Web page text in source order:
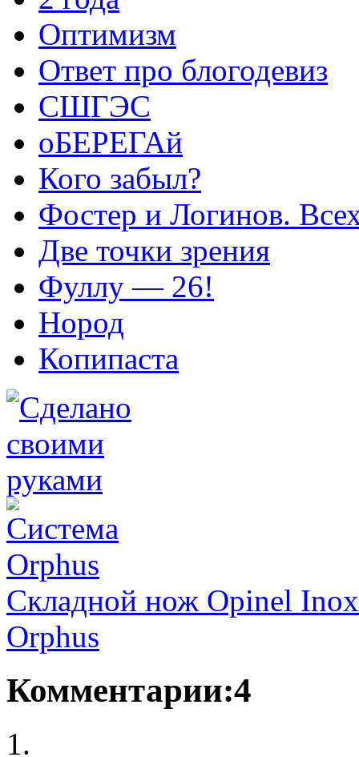
Оптимизм
Ответ про блогодевиз
СШГЭС
оБЕРЕГАй
Кого забыл?
Фостер и Логинов.
Две точки зрения
Фуллу — 26!
Нород
Копипаста
Складной нож Opinel Inox
Orphus
Комментарии:4